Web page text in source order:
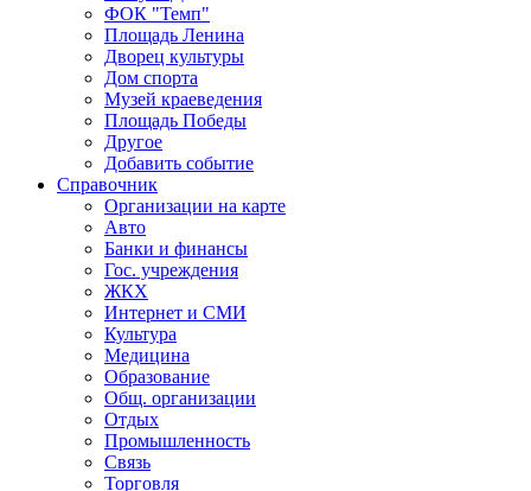
ФОК "Темп"
Площадь Ленина
Дворец культуры
Дом спорта
Музей краеведения
Площадь Победы
Другое
Добавить событие
Справочник
Организации на карте
Авто
Банки и финансы
Гос. учреждения
ЖКХ
Интернет и СМИ
Культура
Медицина
Образование
Общ. организации
Отдых
Промышленность
Связь
Торговля